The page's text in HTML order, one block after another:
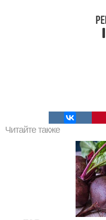
Читайте также